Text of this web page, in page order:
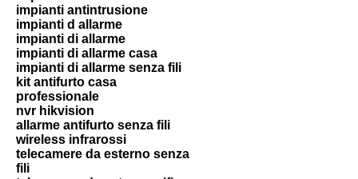
impianti antintrusione
impianti d allarme
impianti di allarme
impianti di allarme casa
impianti di allarme senza fili
kit antifurto casa
professionale
nvr hikvision
allarme antifurto senza fili
wireless infrarossi
telecamere da esterno senza
fili